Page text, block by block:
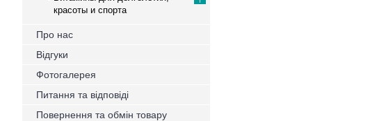
красоты и спорта
Про нас
Відгуки
Фотогалерея
Питання та відповіді
Повернення та обмін товару